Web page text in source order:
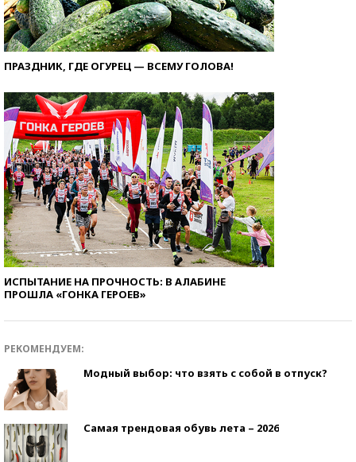
ПРАЗДНИК, ГДЕ ОГУРЕЦ — ВСЕМУ ГОЛОВА!
ИСПЫТАНИЕ НА ПРОЧНОСТЬ: В АЛАБИНЕ
ПРОШЛА «ГОНКА ГЕРОЕВ»
РЕКОМЕНДУЕМ:
Модный выбор: что взять с собой в отпуск?
Самая трендовая обувь лета – 2026